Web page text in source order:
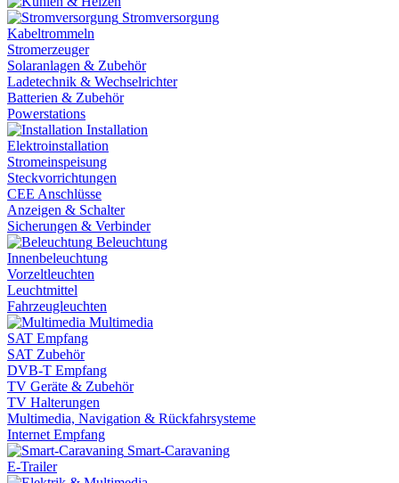
Stromversorgung
Kabeltrommeln
Stromerzeuger
Solaranlagen & Zubehör
Ladetechnik & Wechselrichter
Batterien & Zubehör
Powerstations
Installation
Elektroinstallation
Stromeinspeisung
Steckvorrichtungen
CEE Anschlüsse
Anzeigen & Schalter
Sicherungen & Verbinder
Beleuchtung
Innenbeleuchtung
Vorzeltleuchten
Leuchtmittel
Fahrzeugleuchten
Multimedia
SAT Empfang
SAT Zubehör
DVB-T Empfang
TV Geräte & Zubehör
TV Halterungen
Multimedia, Navigation & Rückfahrsysteme
Internet Empfang
Smart-Caravaning
E-Trailer